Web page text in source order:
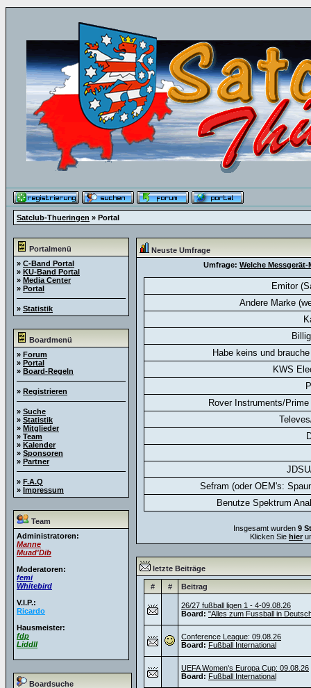
Satclub-Thueringen » Portal
Portalmenü
» C-Band Portal
» KU-Band Portal
» Media Center
» Portal
» Statistik
Boardmenü
» Forum
» Portal
» Board-Regeln
» Registrieren
» Suche
» Statistik
» Mitglieder
» Team
» Kalender
» Sponsoren
» Partner
» F.A.Q
» Impressum
Team
Administratoren:
Manne
Muad'Dib
Moderatoren:
femi
Whitebird
V.I.P.:
Ricardo
Hausmeister:
fdp
Liddll
Boardsuche
Neuste Umfrage
Umfrage: Welche
Emitor
Andere Marke
Habe keins und
KWS
Rover Instruments/
Sefram (oder OEM's:
Benutze Spektrum
Insgesamt wurden 9
Klicken Sie hier
letzte Beiträge
# # Beitrag
26/27 fußball ligen 1 - 4-09.08.26
Board: "Alles zum Fussball in
Conference League: 09.08.26
Board: Fußball International
UEFA Women's Europa Cup: 09.08.26
Board: Fußball International